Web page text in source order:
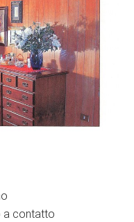
a contatto